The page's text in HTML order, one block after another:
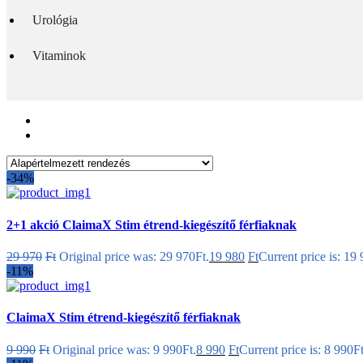
Urológia
Vitaminok
-34%
2+1 akció ClaimaX Stim étrend-kiegészítő férfiaknak
29 970 Ft Original price was: 29 970Ft.19 980 FtCurrent price is: 19
-11%
ClaimaX Stim étrend-kiegészítő férfiaknak
9 990 Ft Original price was: 9 990Ft.8 990 FtCurrent price is: 8